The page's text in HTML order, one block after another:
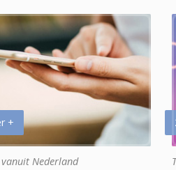
+
vanuit Nederland